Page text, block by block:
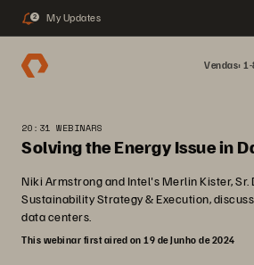
2 My Updates
Vendas:
20:31 WEBINARS
Solving the Energy Issue in
Niki Armstrong and Intel's Merlin Kister,
Sustainability Strategy & Execution,
data centers.
This webinar first aired on 19 de Junho de 2024